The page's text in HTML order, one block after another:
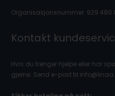
Organisasjonsnummer: 929 480
Kontakt
Hvis du trenger hjelpe eller har
gjerne. Send e-post til